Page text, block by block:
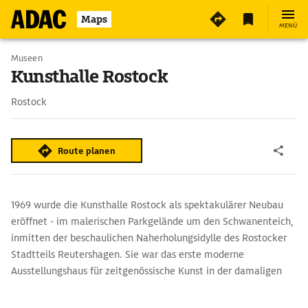
Maps MENÜ
Museen
Kunsthalle Rostock
Rostock
Route planen
1969 wurde die Kunsthalle Rostock als spektakulärer Neubau
eröffnet - im malerischen Parkgelände um den Schwanenteich,
inmitten der beschaulichen Naherholungsidylle des Rostocker
Stadtteils Reutershagen. Sie war das erste moderne
Ausstellungshaus für zeitgenössische Kunst in der damaligen